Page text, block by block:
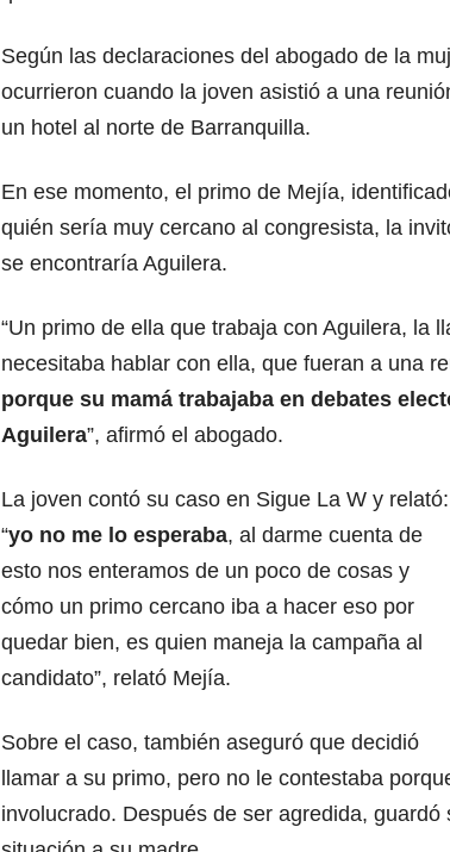
Según las declaraciones del abogado de la
ocurrieron cuando la joven asistió a una
un hotel al norte de Barranquilla.
En ese momento, el primo de Mejía,
quién sería muy cercano al congresista, la
se encontraría Aguilera.
“Un primo de ella que trabaja con Aguilera, la
necesitaba hablar con ella, que fueran a una
porque su mamá trabajaba en debates
Aguilera”, afirmó el abogado.
La joven contó su caso en Sigue La W y relató:
“yo no me lo esperaba, al darme cuenta de
esto nos enteramos de un poco de cosas y
cómo un primo cercano iba a hacer eso por
quedar bien, es quien maneja la campaña al
candidato”, relató Mejía.
Sobre el caso, también aseguró que decidió
llamar a su primo, pero no le contestaba
involucrado. Después de ser agredida,